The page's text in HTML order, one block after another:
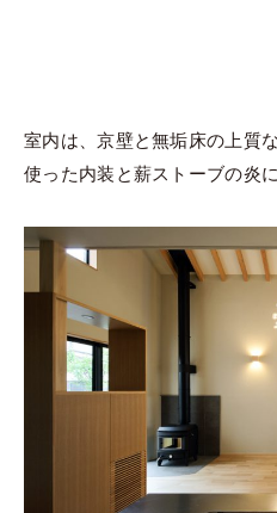
室内は、京壁と無垢床の上質
使った内装と薪ストーブの炎